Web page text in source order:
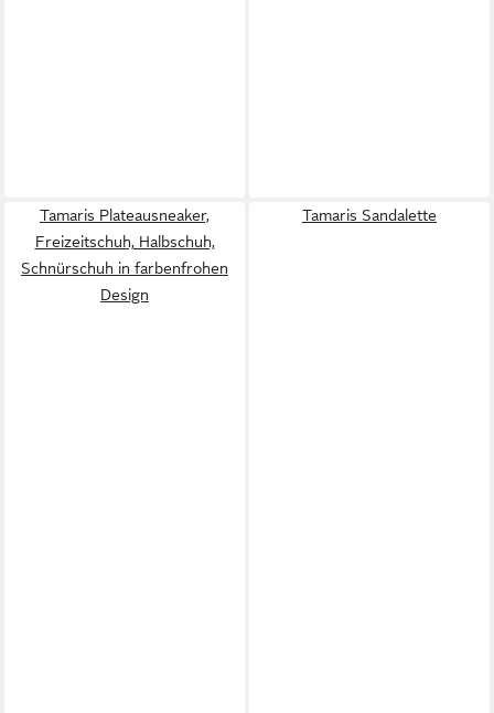
Tamaris Plateausneaker,
Freizeitschuh, Halbschuh,
Schnürschuh in farbenfrohen
Design
Tamaris Sandalette